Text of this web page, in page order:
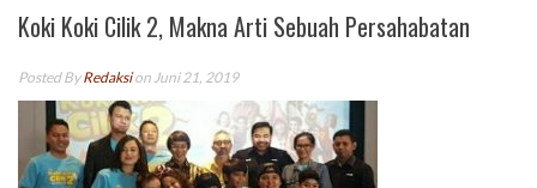
Koki Koki Cilik 2, Makna Arti Sebuah Persahabatan
Posted ByRedaksion Juni 21, 2019